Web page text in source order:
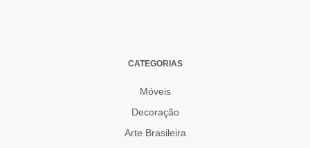
CATEGORIAS
Móveis
Decoração
Arte Brasileira